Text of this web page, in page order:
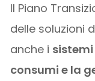
Il Piano
delle soluzioni
anche i
consumi e la